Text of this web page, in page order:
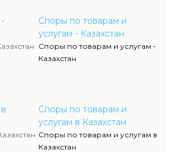
Споры по товарам и
услугам - Казахстан
Споры по товарам и услугам -
Казахстан
Споры по товарам и
услугам в Казахстан
Споры по товарам и услугам в
Казахстан